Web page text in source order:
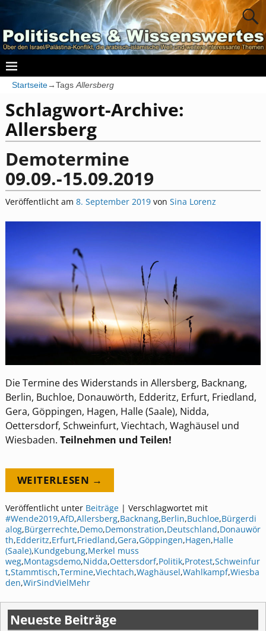
Startseite→Tags Allersberg
Schlagwort-Archive:
Allersberg
Demotermine
09.09.-15.09.2019
Veröffentlicht am 8. September 2019 von Sina Lorenz
Die Termine des Widerstands in Allersberg, Backnang,
Berlin, Buchloe, Donauwörth, Edderitz, Erfurt, Friedland,
Gera, Göppingen, Hagen, Halle (Saale), Nidda,
Oettersdorf, Schweinfurt, Viechtach, Waghäusel und
Wiesbaden. Teilnehmen und Teilen!
WEITERLESEN →
Veröffentlicht unter Beiträge| Verschlagwortet mit
#Wende2019,AfD,Allersberg,Backnang,Berlin,Buchloe,Bürgerdi
alog,Bürgerrechte,Demo,Demonstration,Deutschland,Donauwör
th,Edderitz,Erfurt,Friedland,Gera,Göppingen,Hagen,Halle
(Saale),Kundgebung,Merkel muss
weg,Montagsdemo,Nidda,Oettersdorf,Politik,Protest,Schweinfur
t,Stammtisch,Termine,Viechtach,Waghäusel,Wahlkampf,Wiesba
den,WirSindVielMehr
Neueste Beiträge